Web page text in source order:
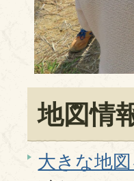
地図情
大きな地